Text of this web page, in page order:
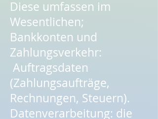
Diese umfassen im
Wesentlichen;
Bankkonten und
Zahlungsverkehr:
Auftragsdaten
(Zahlungsaufträge,
Rechnungen, Steuern).
Datenverarbeitung: die